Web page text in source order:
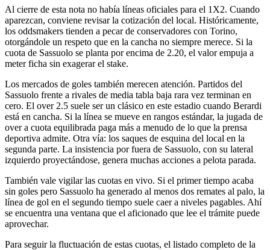
Al cierre de esta nota no había líneas oficiales para el 1X2. Cuando
aparezcan, conviene revisar la cotización del local. Históricamente,
los oddsmakers tienden a pecar de conservadores con Torino,
otorgándole un respeto que en la cancha no siempre merece. Si la
cuota de Sassuolo se planta por encima de 2.20, el valor empuja a
meter ficha sin exagerar el stake.
Los mercados de goles también merecen atención. Partidos del
Sassuolo frente a rivales de media tabla baja rara vez terminan en
cero. El over 2.5 suele ser un clásico en este estadio cuando Berardi
está en cancha. Si la línea se mueve en rangos estándar, la jugada de
over a cuota equilibrada paga más a menudo de lo que la prensa
deportiva admite. Otra vía: los saques de esquina del local en la
segunda parte. La insistencia por fuera de Sassuolo, con su lateral
izquierdo proyectándose, genera muchas acciones a pelota parada.
También vale vigilar las cuotas en vivo. Si el primer tiempo acaba
sin goles pero Sassuolo ha generado al menos dos remates al palo, la
línea de gol en el segundo tiempo suele caer a niveles pagables. Ahí
se encuentra una ventana que el aficionado que lee el trámite puede
aprovechar.
Para seguir la fluctuación de estas cuotas, el listado completo de la